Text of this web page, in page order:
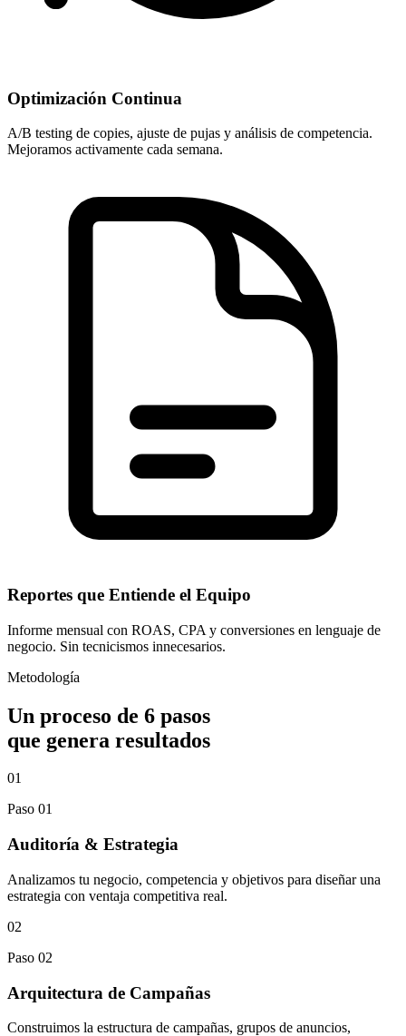
Optimización Continua
A/B testing de copies, ajuste de pujas y análisis de competencia.
Mejoramos activamente cada semana.
Reportes que Entiende el Equipo
Informe mensual con ROAS, CPA y conversiones en lenguaje de
negocio. Sin tecnicismos innecesarios.
Metodología
Un proceso de 6 pasos
que genera resultados
01
Paso 01
Auditoría & Estrategia
Analizamos tu negocio, competencia y objetivos para diseñar una
estrategia con ventaja competitiva real.
02
Paso 02
Arquitectura de Campañas
Construimos la estructura de campañas, grupos de anuncios,